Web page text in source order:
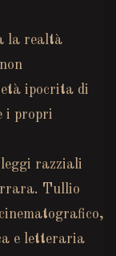
la realtà
ipocrita di
i propri
leggi razziali
Tullio
e letteraria